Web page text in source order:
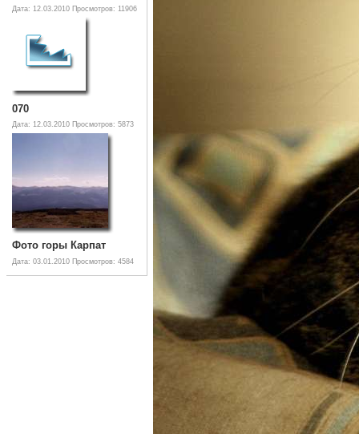
Дата: 12.03.2010 Просмотров: 11906
070
Дата: 12.03.2010 Просмотров: 5873
Фото горы Карпат
Дата: 03.01.2010 Просмотров: 4584